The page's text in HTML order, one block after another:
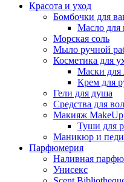
Красота и уход
Бомбочки для
Масло для
Морская соль
Мыло ручной
Косметика для
Маски для
Крем для
Гели для душа
Средства для
Макияж MakeUp
Туши для
Маникюр и
Парфюмерия
Наливная
Унисекс